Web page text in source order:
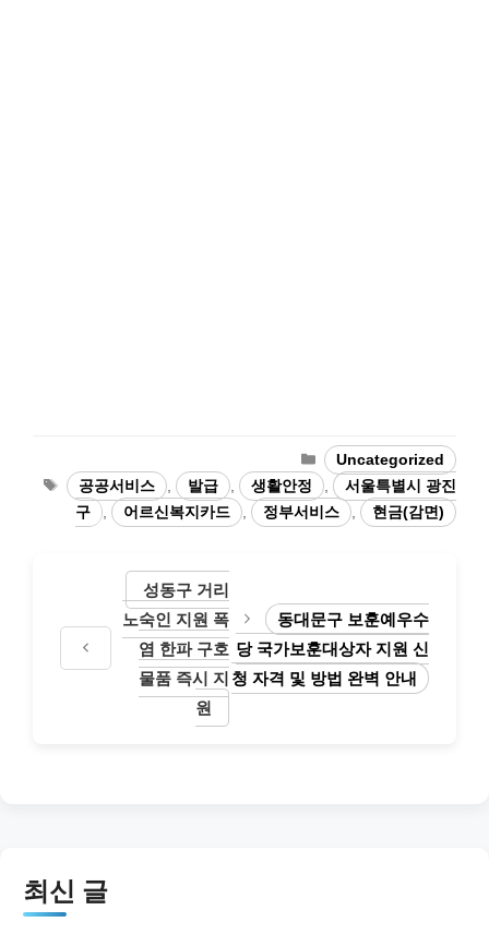
Categories
Uncategorized
Tags공공서비스 발급 생활안정
서울특별시 광진
구
어르신복지카드 정부서비스 현금(감면)
성동구 거리
노숙인 지원 폭
염 한파 구호
물품 즉시 지
원
동대문구 보훈예우수
당 국가보훈대상자 지원 신
청 자격 및 방법 완벽 안내
최신 글